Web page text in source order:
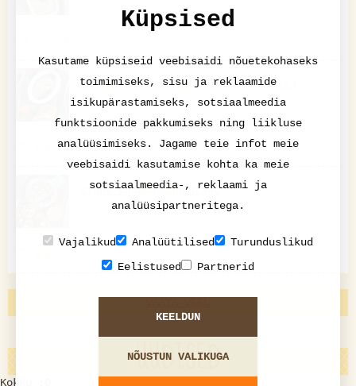
Kanamaksasuupisted (crostini neri)
1
Signe kanamaksapasteet
UUDISED
Kokku :0
Küpsised
Kasutame küpsiseid veebisaidi nõuetekohaseks
toimimiseks, sisu ja reklaamide
isikupärastamiseks, sotsiaalmeedia
funktsioonide pakkumiseks ning liikluse
analüüsimiseks. Jagame teie infot meie
veebisaidi kasutamise kohta ka meie
sotsiaalmeedia-, reklaami ja
analüüsipartneritega.
Vajalikud Analüütilised
Turunduslikud
Eelistused
Partnerid
KEELDUN
NÕUSTUN VALIKUGA